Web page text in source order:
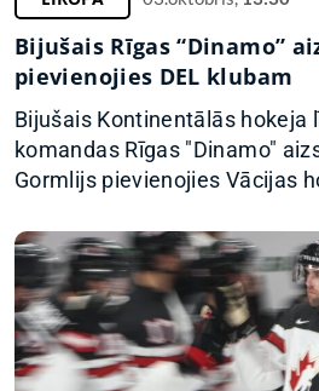
Bijušais Rīgas “Dinamo”
pievienojies DEL klubam
Bijušais Kontinentālās hokeja
komandas Rīgas "Dinamo"
Gormlijs pievienojies Vācijas